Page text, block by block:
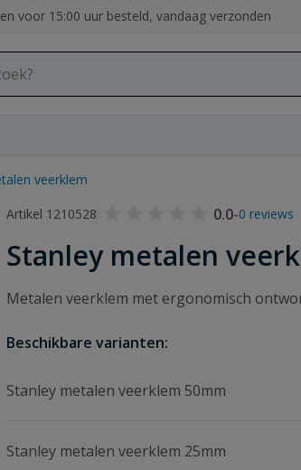
voor 15:00 uur besteld, vandaag verzonden
veerklem
Artikel 1210528
0.0-0 reviews
Stanley metalen
Metalen veerklem met ergonomisch
Beschikbare varianten:
Stanley metalen veerklem 50mm
Stanley metalen veerklem 25mm